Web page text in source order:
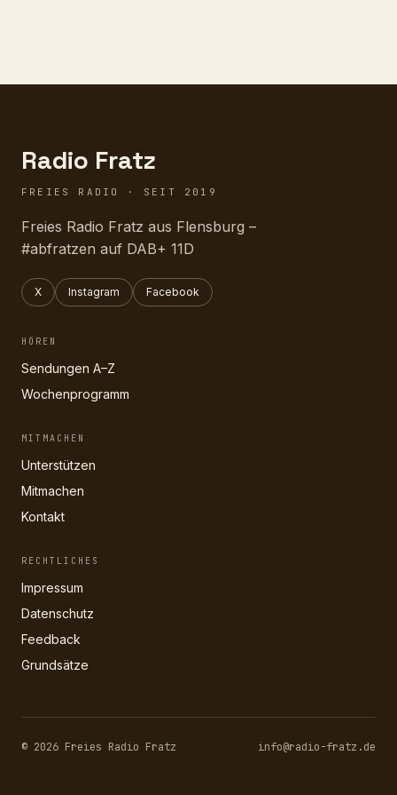
Radio Fratz
FREIES RADIO · SEIT 2019
Freies Radio Fratz aus Flensburg –
#abfratzen auf DAB+ 11D
X Instagram Facebook
HÖREN
Sendungen A–Z
Wochenprogramm
MITMACHEN
Unterstützen
Mitmachen
Kontakt
RECHTLICHES
Impressum
Datenschutz
Feedback
Grundsätze
© 2026 Freies Radio Fratz info@radio-fratz.de